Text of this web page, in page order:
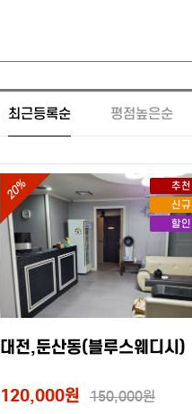
최근등록순 평점높은순
추천
신규
할인
20%
대전,둔산동(블루스웨디시)
120,000원 150,000원